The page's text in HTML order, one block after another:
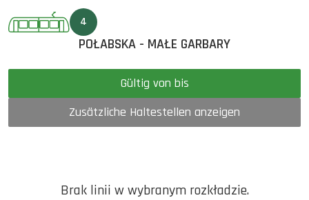
4
POŁABSKA - MAŁE GARBARY
Gültig von bis
Zusätzliche Haltestellen anzeigen
Brak linii w wybranym rozkładzie.